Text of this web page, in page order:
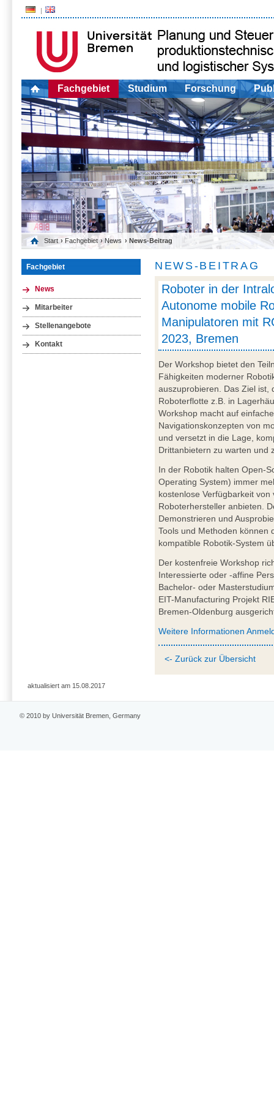
Fachgebiet Studium Forschung
Start › Fachgebiet › News › News-Beitrag
Fachgebiet
News
Mitarbeiter
Stellenangebote
Kontakt
NEWS-BEITRAG
Roboter in der
Autonome mobile
Manipulatoren mit
2023, Bremen
Der Workshop bietet den
Fähigkeiten moderner
auszuprobieren. Das Ziel ist,
Roboterflotte z.B. in
Workshop macht auf
Navigationskonzepten von
und versetzt in die Lage,
Drittanbietern zu warten und
In der Robotik halten Open-
Operating System) immer
kostenlose Verfügbarkeit
Roboterhersteller anbieten.
Demonstrieren und
Tools und Methoden können
kompatible Robotik-System
Der kostenfreie Workshop
Interessierte oder -affine
Bachelor- oder
EIT-Manufacturing Projekt
Bremen-Oldenburg
Weitere Informationen
<- Zurück zur Übersicht
aktualisiert am 15.08.2017
© 2010 by Universität Bremen, Germany